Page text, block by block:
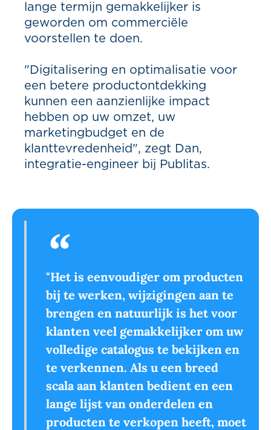
lange termijn gemakkelijker is
geworden om commerciële
voorstellen te doen.
"Digitalisering en optimalisatie voor
een betere productontdekking
kunnen een aanzienlijke impact
hebben op uw omzet, uw
marketingbudget en de
klanttevredenheid", zegt Dan,
integratie-engineer bij Publitas.
"Het is eenvoudiger om producten
bij te werken, wijzigingen aan te
brengen en natuurlijk is het voor
klanten veel gemakkelijker om uw
volledige catalogus te bekijken en
te verkennen. Als u een breed
scala aan klanten bedient en een
lange lijst van onderdelen en
producten te verkopen heeft, moet